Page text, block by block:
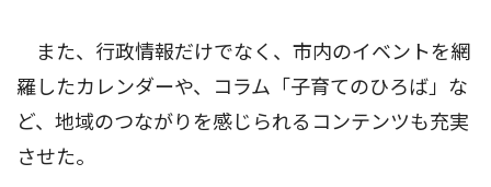
また、行政情報だけでなく、市内のイベントを網
羅したカレンダーや、コラム「子育てのひろば」な
ど、地域のつながりを感じられるコンテンツも充実
させた。